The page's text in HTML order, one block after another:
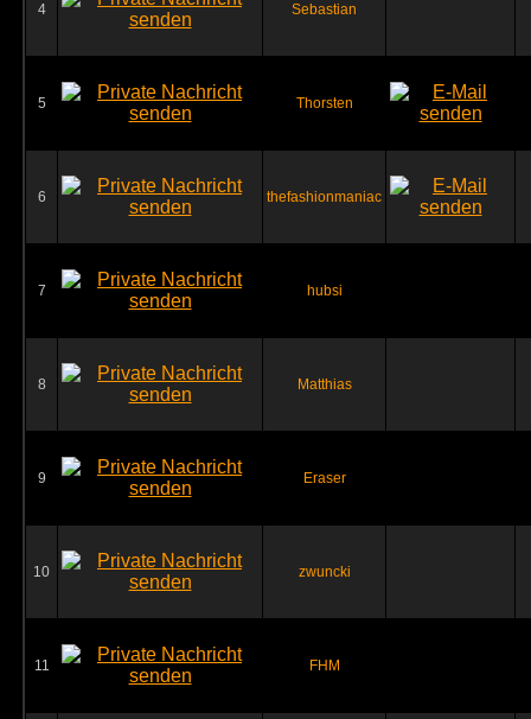
4 Sebastian
5 Thorsten
6 thefashionmaniac
7 hubsi
8 Matthias
9 Eraser
10 zwuncki
11 FHM